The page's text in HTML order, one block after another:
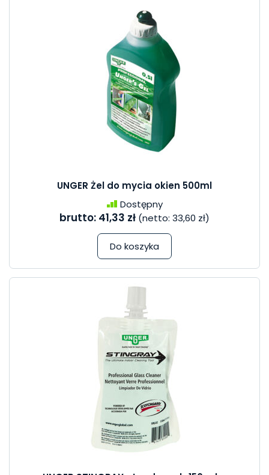
UNGER Żel do mycia okien 500ml
Dostępny
brutto: 41,33 zł (netto: 33,60 zł)
Do koszyka